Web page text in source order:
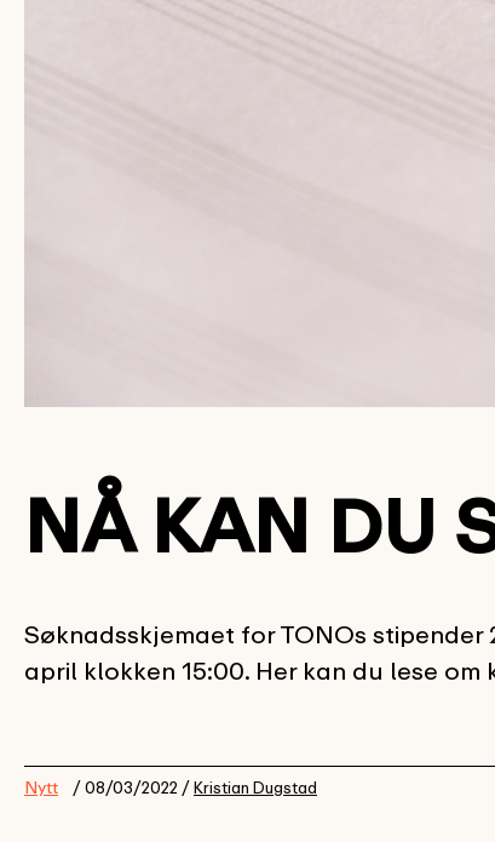
NÅ KAN DU
Søknadsskjemaet for TONOs
april klokken 15:00. Her kan du lese
Nytt / 08/03/2022 /Kristian Dugstad